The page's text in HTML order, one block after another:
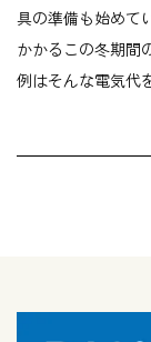
具の準備も始めて
かかるこの冬期間
例はそんな電気代